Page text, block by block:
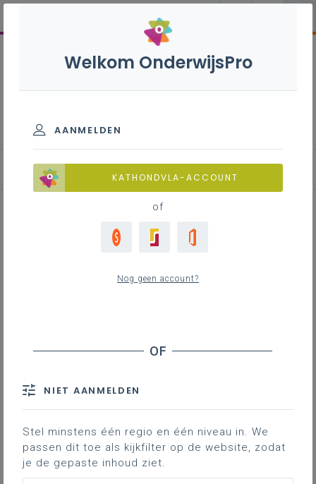
Inspiratie bij het kwaliteitsvol
Verzorgende-Zorgkundige
de evaluatie van de stage
Samen de kwaliteitsbril opzetten?
Visual: kwaliteitsvol evalueren van de stage vanuit de
7 criteria voor kwaliteitsvol evalueren
Welkom OnderwijsPro
AANMELDEN
KATHONDVLA-ACCOUNT
of
Nog geen account?
NIET AANMELDEN
Stel minstens één regio en één niveau in. We
passen dit toe als kijkfilter op de website, zodat
je de gepaste inhoud ziet.